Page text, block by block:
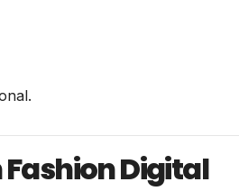
Digital